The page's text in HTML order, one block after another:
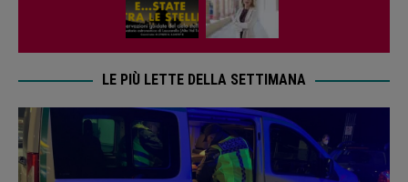
LE PIÙ LETTE DELLA SETTIMANA